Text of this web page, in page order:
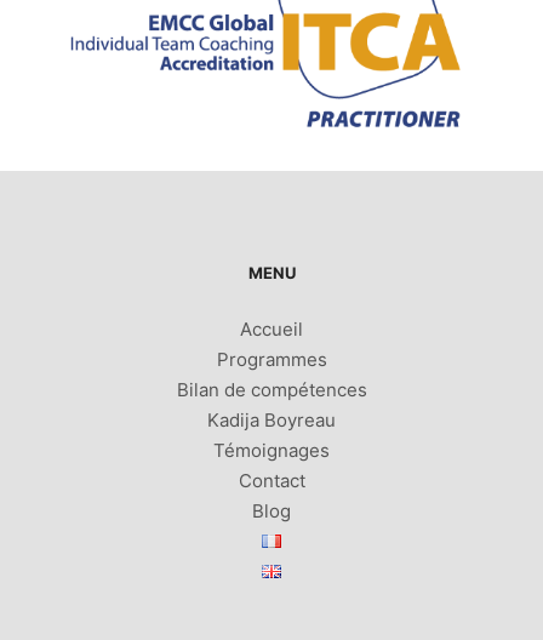
MENU
Accueil
Programmes
Bilan de compétences
Kadija Boyreau
Témoignages
Contact
Blog